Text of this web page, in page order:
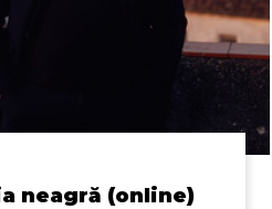
neagră (online)